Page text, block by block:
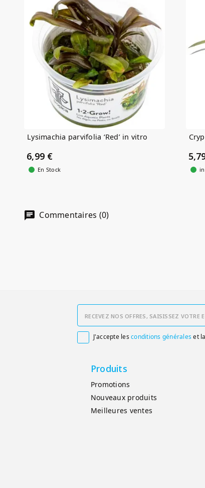
Lysimachia parvifolia ‘Red’ in vitro
6,99 €
En Stock
Commentaires (0)
J'accepte lesconditions généraleset la
Produits
Promotions
Nouveaux produits
Meilleures ventes